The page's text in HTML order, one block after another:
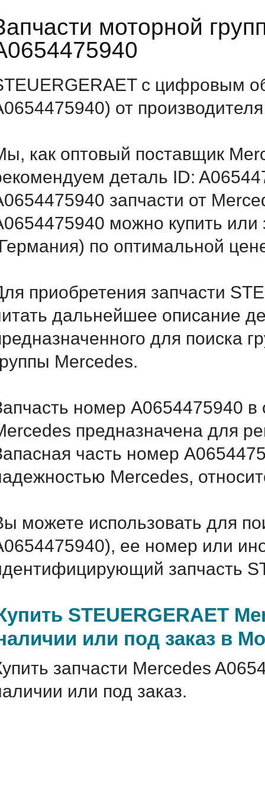
моторной
с цифровым
от
как оптовый поставщик
деталь ID:
запчасти от
можно купить или
по оптимальной
приобретения запчасти
дальнейшее описание
для поиска
Mercedes.
номер A0654475940 в
предназначена для
часть номер
Mercedes,
можете использовать для
ее номер или
запчасть
STEUERGERAET
или под заказ в
запчасти Mercedes
или под заказ.